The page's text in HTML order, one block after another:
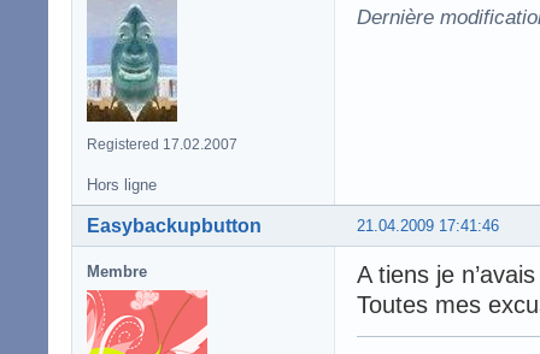
Registered 17.02.2007
Dernière
Hors ligne
21.04.2009 17:41:46
Easybackupbutton
Membre
A tiens je
Toutes mes